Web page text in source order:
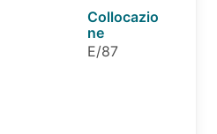
Collocazio
ne
E/87